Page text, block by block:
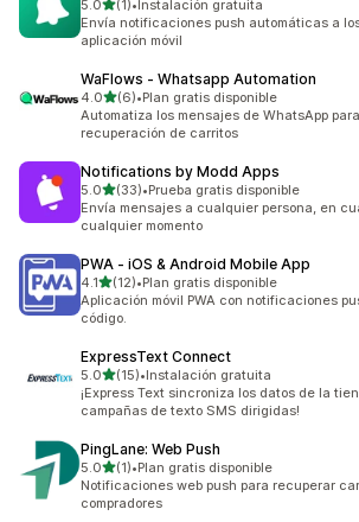
5.0de 5 estrellas
(1)
1 reseñas en total
•Instalación gratuita
Envía notificaciones push automáticas a
aplicación móvil
WaFlows ‑ Whatsapp Automation
4.0de 5 estrellas
(6)
6 reseñas en total
•Plan gratis disponible
Automatiza los mensajes de WhatsApp
recuperación de carritos
Notifications by Modd Apps
5.0de 5 estrellas
(33)
33 reseñas en total
•Prueba gratis disponible
Envía mensajes a cualquier persona, en
cualquier momento
PWA ‑ iOS & Android Mobile App
4.1de 5 estrellas
(12)
12 reseñas en total
•Plan gratis disponible
Aplicación móvil PWA con notificaciones
código.
ExpressText Connect
5.0de 5 estrellas
(15)
15 reseñas en total
•Instalación gratuita
¡Express Text sincroniza los datos de la
campañas de texto SMS dirigidas!
PingLane: Web Push
5.0de 5 estrellas
(1)
1 reseñas en total
•Plan gratis disponible
Notificaciones web push para recuperar
compradores